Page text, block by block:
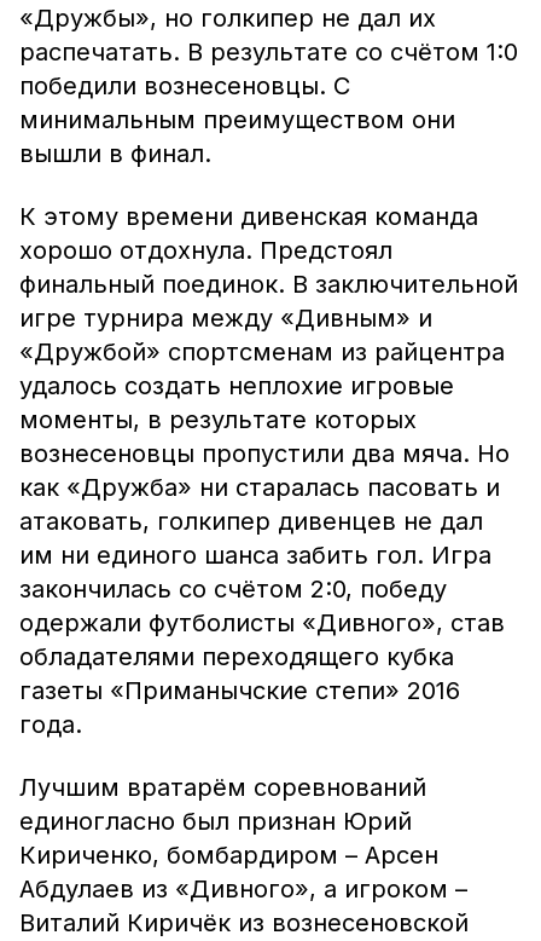
«Дружбы», но голкипер не дал их
распечатать. В результате со счётом 1:0
победили вознесеновцы. С
минимальным преимуществом они
вышли в финал.
К этому времени дивенская команда
хорошо отдохнула. Предстоял
финальный поединок. В заключительной
игре турнира между «Дивным» и
«Дружбой» спортсменам из райцентра
удалось создать неплохие игровые
моменты, в результате которых
вознесеновцы пропустили два мяча. Но
как «Дружба» ни старалась пасовать и
атаковать, голкипер дивенцев не дал
им ни единого шанса забить гол. Игра
закончилась со счётом 2:0, победу
одержали футболисты «Дивного», став
обладателями переходящего кубка
газеты «Приманычские степи» 2016
года.
Лучшим вратарём соревнований
единогласно был признан Юрий
Кириченко, бомбардиром – Арсен
Абдулаев из «Дивного», а игроком –
Виталий Киричёк из вознесеновской